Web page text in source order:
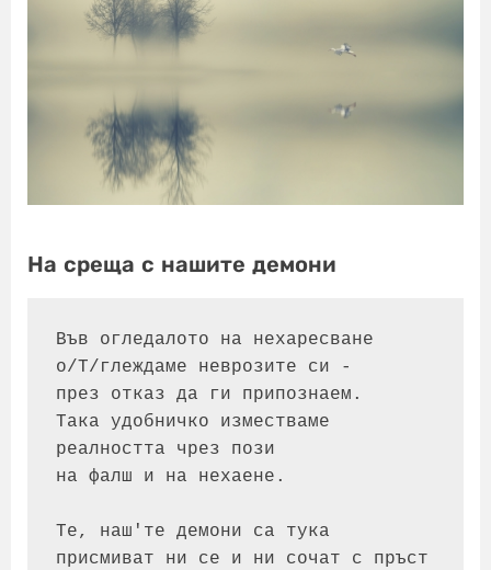
На среща с нашите демони
Във огледалото на нехаресване
о/Т/глеждаме неврозите си -
през отказ да ги припознаем.
Така удобничко изместваме
реалността чрез пози
на фалш и на нехаене.
Те, наш'те демони са тука
присмиват ни се и ни сочат с пръст